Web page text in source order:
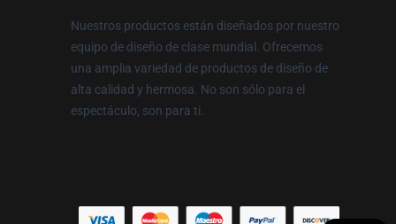
Nuestros productos están diseñados por nuestro
equipo de diseño de clase mundial. Ofrecemos
una amplia variedad de productos de diseño de
alta calidad y hermosa. No son sólo para el
espectáculo, son para ti.